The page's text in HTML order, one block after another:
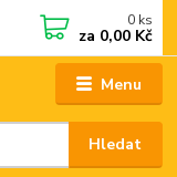
Menu
Hledat
0 ks
za 0,00 Kč